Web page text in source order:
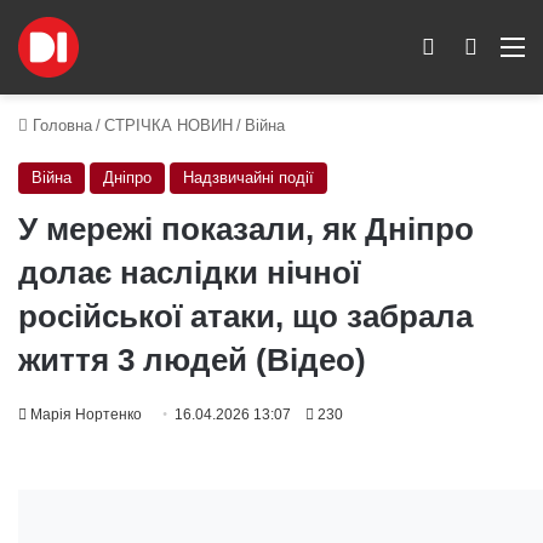
Пошук
Switch skin
Головна / СТРІЧКА НОВИН / Війна
Війна Дніпро Надзвичайні події
У мережі показали, як Дніпро
долає наслідки нічної
російської атаки, що забрала
життя 3 людей (Відео)
Марія Нортенко 16.04.2026 13:07 230